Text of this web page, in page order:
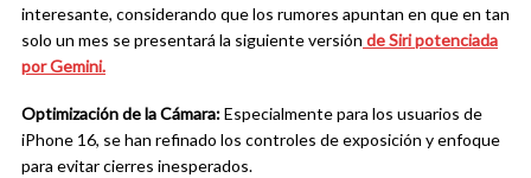
interesante, considerando que los rumores apuntan en que en tan
solo un mes se presentará la siguiente versión de Siri potenciada
por Gemini.
Optimización de la Cámara:Especialmente para los usuarios de
iPhone 16, se han refinado los controles de exposición y enfoque
para evitar cierres inesperados.